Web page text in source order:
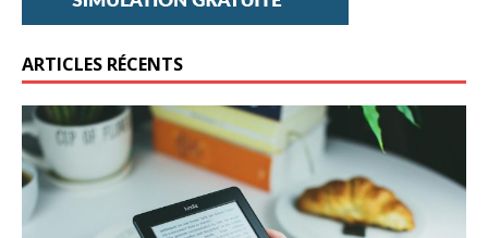
ARTICLES RÉCENTS